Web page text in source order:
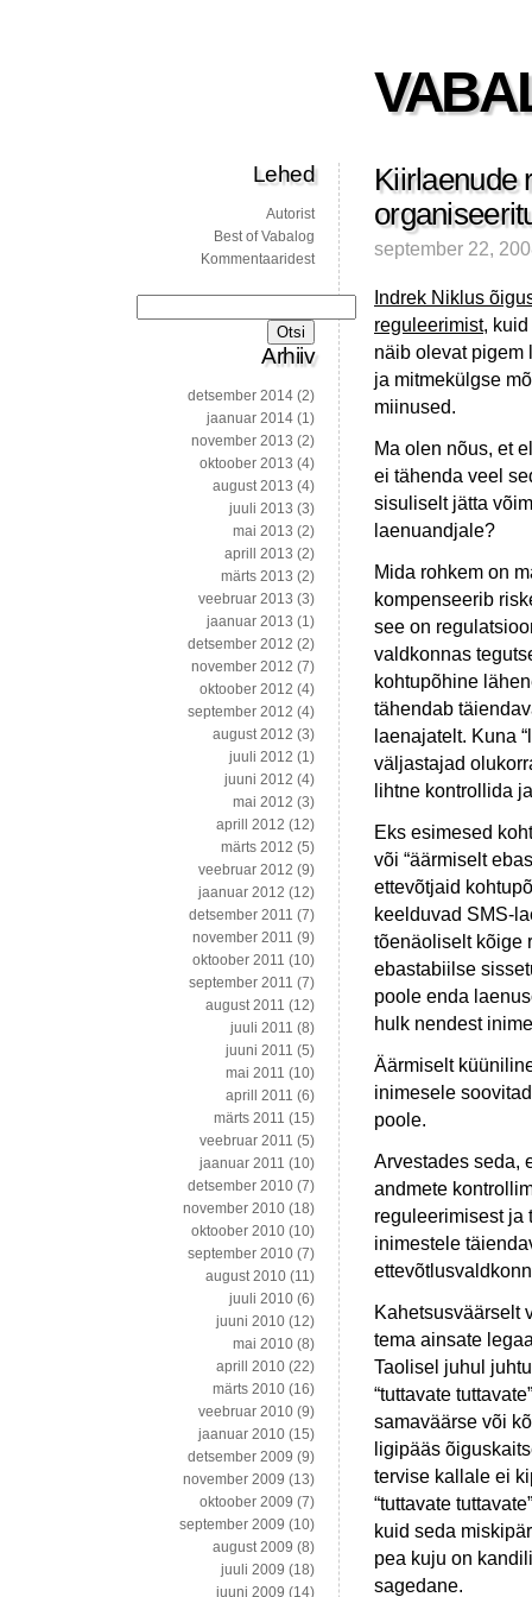
Kiirlaenude
september 22,
Indrek Niklus
reguleerimist,
näib olevat pigem
ja mitmekülgse
miinused.
Ma olen nõus, et
ei tähenda veel
sisuliselt jätta
laenuandjale?
Mida rohkem on
kompenseerib
see on
valdkonnas
kohtupõhine
tähendab
laenajatelt. Kuna
väljastajad
lihtne kontrollida
Eks esimesed
või “äärmiselt
ettevõtjaid
keelduvad SMS-
tõenäoliselt kõige
ebastabiilse
poole enda
hulk nendest
Äärmiselt
inimesele
poole.
Arvestades seda,
andmete
reguleerimisest ja
inimestele
Kahetsusväärselt
tema ainsate
Taolisel juhul
“tuttavate
samaväärse või
ligipääs
tervise kallale ei
“tuttavate
kuid seda
pea kuju on
sagedane.
Lehed
Autorist
Best of Vabalog
Kommentaaridest
Arhiiv
detsember 2014 (2)
jaanuar 2014 (1)
november 2013 (2)
oktoober 2013 (4)
august 2013 (4)
juuli 2013 (3)
mai 2013 (2)
aprill 2013 (2)
märts 2013 (2)
veebruar 2013 (3)
jaanuar 2013 (1)
detsember 2012 (2)
november 2012 (7)
oktoober 2012 (4)
september 2012 (4)
august 2012 (3)
juuli 2012 (1)
juuni 2012 (4)
mai 2012 (3)
aprill 2012 (12)
märts 2012 (5)
veebruar 2012 (9)
jaanuar 2012 (12)
detsember 2011 (7)
november 2011 (9)
oktoober 2011 (10)
september 2011 (7)
august 2011 (12)
juuli 2011 (8)
juuni 2011 (5)
mai 2011 (10)
aprill 2011 (6)
märts 2011 (15)
veebruar 2011 (5)
jaanuar 2011 (10)
detsember 2010 (7)
november 2010 (18)
oktoober 2010 (10)
september 2010 (7)
august 2010 (11)
juuli 2010 (6)
juuni 2010 (12)
mai 2010 (8)
aprill 2010 (22)
märts 2010 (16)
veebruar 2010 (9)
jaanuar 2010 (15)
detsember 2009 (9)
november 2009 (13)
oktoober 2009 (7)
september 2009 (10)
august 2009 (8)
juuli 2009 (18)
juuni 2009 (14)